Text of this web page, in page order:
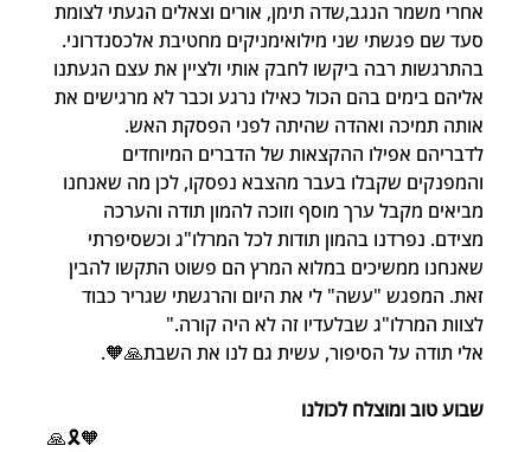
אחרי משמר הנגב,שדה תימן, אורים וצאלים הגעתי לצומת
סעד שם פגשתי שני מילואימניקים מחטיבת אלכסנדרוני.
בהתרגשות רבה ביקשו לחבק אותי ולציין את עצם הגעתנו
אליהם בימים בהם הכול כאילו נרגע וכבר לא מרגישים את
אותה תמיכה ואהדה שהיתה לפני הפסקת האש.
לדבריהם אפילו ההקצאות של הדברים המיוחדים
והמפנקים שקבלו בעבר מהצבא נפסקו, לכן מה שאנחנו
מביאים מקבל ערך מוסף וזוכה להמון תודה והערכה
מצידם. נפרדנו בהמון תודות לכל המרלו"ג וכשסיפרתי
שאנחנו ממשיכים במלוא המרץ הם פשוט התקשו להבין
זאת. המפגש "עשה" לי את היום והרגשתי שגריר כבוד
לצוות המרלו"ג שבלעדיו זה לא היה קורה."
אלי תודה על הסיפור, עשית גם לנו את השבת🙏🧡.
שבוע טוב ומוצלח לכולנו
🙏🎗️🧡